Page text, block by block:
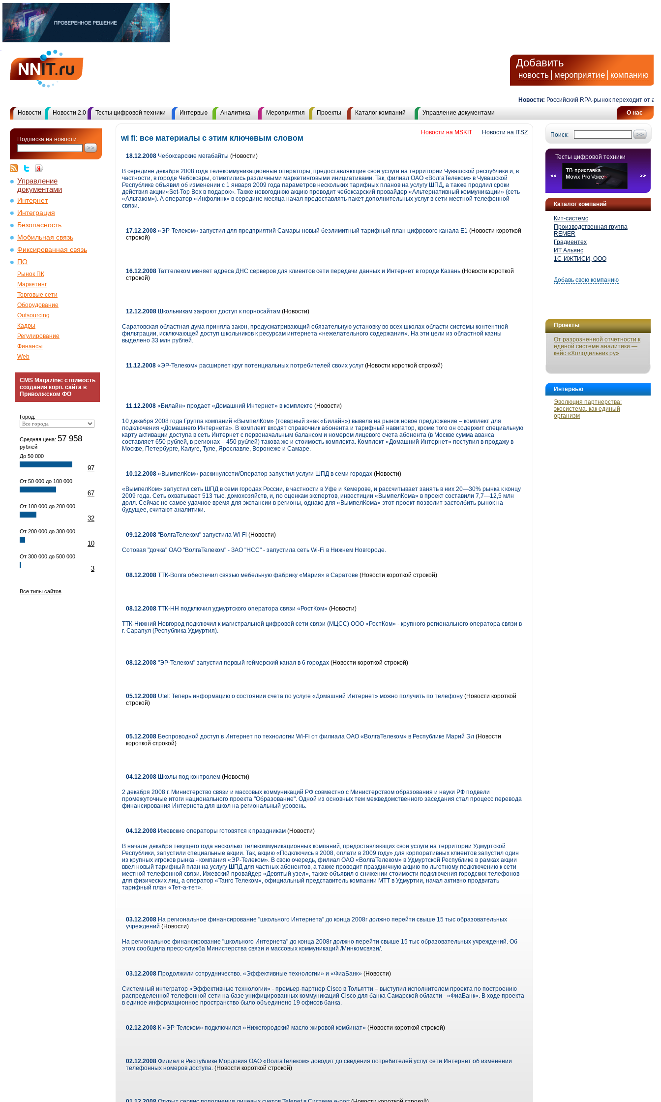
Добавить
новость мероприятие компанию
Новости: Российский RPA-рынок переходит от
О нас
Новости Новости 2.0 Тесты цифровой техники Интервью Аналитика Мероприятия Проекты Каталог компаний Управление документами
Подписка на новости:
Управление
документами
Интернет
Интеграция
Безопасность
Мобильная связь
Фиксированная связь
ПО
Рынок ПК
Маркетинг
Торговые сети
Оборудование
Outsourcing
Кадры
Регулирование
Финансы
Web
CMS Magazine: стоимость
создания корп. сайта в
Приволжском ФО
Город:
Средняя цена: 57 958
рублей
До 50 000
97
От 50 000 до 100 000
67
От 100 000 до 200 000
32
От 200 000 до 300 000
10
От 300 000 до 500 000
3
Все типы сайтов
Поиск:
Тесты цифровой техники
Каталог компаний
Кит-системс
Производственная группа
REMER
Градиентех
ИТ Альянс
1С-ИЖТИСИ, ООО
Добавь свою компанию
Проекты
От разрозненной отчетности к
единой системе аналитики —
кейс «Холодильник.ру»
Интервью
Эволюция партнерства:
экосистема, как единый
организм
Новости на ITSZ
Новости на MSKIT
wi fi: все материалы с этим ключевым словом
18.12.2008 Чебоксарские мегабайты (Новости)
В середине декабря 2008 года телекоммуникационные операторы, предоставляющие свои услуги на территории Чувашской республики и, в
частности, в городе Чебоксары, отметились различными маркетинговыми инициативами. Так, филиал ОАО «ВолгаТелеком» в Чувашской
Республике объявил об изменении с 1 января 2009 года параметров нескольких тарифных планов на услугу ШПД, а также продлил сроки
действия акции«Set-Top Box в подарок». Также новогоднюю акцию проводит чебоксарский провайдер «Альтернативный коммуникации» (сеть
«Альтаком»). А оператор «Инфолинк» в середине месяца начал предоставлять пакет дополнительных услуг в сети местной телефонной
связи.
17.12.2008 «ЭР-Телеком» запустил для предприятий Самары новый безлимитный тарифный план цифрового канала E1 (Новости короткой
строкой)
16.12.2008 Таттелеком меняет адреса ДНС серверов для клиентов сети передачи данных и Интернет в городе Казань (Новости короткой
строкой)
12.12.2008 Школьникам закроют доступ к порносайтам (Новости)
Саратовская областная дума приняла закон, предусматривающий обязательную установку во всех школах области системы контентной
фильтрации, исключающей доступ школьников к ресурсам интернета «нежелательного содержания». На эти цели из областной казны
выделено 33 млн рублей.
11.12.2008 «ЭР-Телеком» расширяет круг потенциальных потребителей своих услуг (Новости короткой строкой)
11.12.2008 «Билайн» продает «Домашний Интернет» в комплекте (Новости)
10 декабря 2008 года Группа компаний «ВымпелКом» (товарный знак «Билайн») вывела на рынок новое предложение – комплект для
подключения «Домашнего Интернета». В комплект входят справочник абонента и тарифный навигатор, кроме того он содержит специальную
карту активации доступа в сеть Интернет с первоначальным балансом и номером лицевого счета абонента (в Москве сумма аванса
составляет 650 рублей, в регионах – 450 рублей) такова же и стоимость комплекта. Комплект «Домашний Интернет» поступил в продажу в
Москве, Петербурге, Калуге, Туле, Ярославле, Воронеже и Самаре.
10.12.2008 «ВымпелКом» раскинулсети/Оператор запустил услуги ШПД в семи городах (Новости)
«ВымпелКом» запустил сеть ШПД в семи городах России, в частности в Уфе и Кемерове, и рассчитывает занять в них 20—30% рынка к концу
2009 года. Сеть охватывает 513 тыс. домохозяйств, и, по оценкам экспертов, инвестиции «ВымпелКома» в проект составили 7,7—12,5 млн
долл. Сейчас не самое удачное время для экспансии в регионы, однако для «ВымпелКома» этот проект позволит застолбить рынок на
будущее, считают аналитики.
09.12.2008 "ВолгаТелеком" запустила Wi-Fi (Новости)
Сотовая "дочка" ОАО "ВолгаТелеком" - ЗАО "НСС" - запустила сеть Wi-Fi в Нижнем Новгороде.
08.12.2008 ТТК-Волга обеспечил связью мебельную фабрику «Мария» в Саратове (Новости короткой строкой)
08.12.2008 ТТК-НН подключил удмуртского оператора связи «РостКом» (Новости)
ТТК-Нижний Новгород подключил к магистральной цифровой сети связи (МЦСС) ООО «РостКом» - крупного регионального оператора связи в
г. Сарапул (Республика Удмуртия).
08.12.2008 "ЭР-Телеком" запустил первый геймерский канал в 6 городах (Новости короткой строкой)
05.12.2008 Utel: Теперь информацию о состоянии счета по услуге «Домашний Интернет» можно получить по телефону (Новости короткой
строкой)
05.12.2008 Беспроводной доступ в Интернет по технологии Wi-Fi от филиала ОАО «ВолгаТелеком» в Республике Марий Эл (Новости
короткой строкой)
04.12.2008 Школы под контролем (Новости)
2 декабря 2008 г. Министерство связи и массовых коммуникаций РФ совместно с Министерством образования и науки РФ подвели
промежуточные итоги национального проекта "Образование". Одной из основных тем межведомственного заседания стал процесс перевода
финансирования Интернета для школ на региональный уровень.
04.12.2008 Ижевские операторы готовятся к праздникам (Новости)
В начале декабря текущего года несколько телекоммуникационных компаний, предоставляющих свои услуги на территории Удмуртской
Республики, запустили специальные акции. Так, акцию «Подключись в 2008, оплати в 2009 году» для корпоративных клиентов запустил один
из крупных игроков рынка - компания «ЭР-Телеком». В свою очередь, филиал ОАО «ВолгаТелеком» в Удмуртской Республике в рамках акции
ввел новый тарифный план на услугу ШПД для частных абонентов, а также проводит праздничную акцию по льготному подключению к сети
местной телефонной связи. Ижевский провайдер «Девятый узел», также объявил о снижении стоимости подключения городских телефонов
для физических лиц, а оператор «Танго Телеком», официальный представитель компании МТТ в Удмуртии, начал активно продвигать
тарифный план «Тет-а-тет».
03.12.2008 На региональное финансирование "школьного Интернета" до конца 2008г должно перейти свыше 15 тыс образовательных
учреждений (Новости)
На региональное финансирование "школьного Интернета" до конца 2008г должно перейти свыше 15 тыс образовательных учреждений. Об
этом сообщила пресс-служба Министерства связи и массовых коммуникаций /Минкомсвязи/.
03.12.2008 Продолжили сотрудничество. «Эффективные технологии» и «ФиаБанк» (Новости)
Системный интегратор «Эффективные технологии» - премьер-партнер Cisco в Тольятти – выступил исполнителем проекта по построению
распределенной телефонной сети на базе унифицированных коммуникаций Cisco для банка Самарской области - «ФиаБанк». В ходе проекта
в единое информационное пространство было объединено 19 офисов банка.
02.12.2008 К «ЭР-Телеком» подключился «Нижегородский масло-жировой комбинат» (Новости короткой строкой)
02.12.2008 Филиал в Республике Мордовия ОАО «ВолгаТелеком» доводит до сведения потребителей услуг сети Интернет об изменении
телефонных номеров доступа. (Новости короткой строкой)